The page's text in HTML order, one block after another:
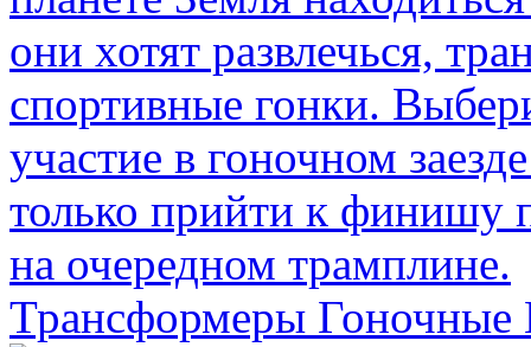
Трансформеры